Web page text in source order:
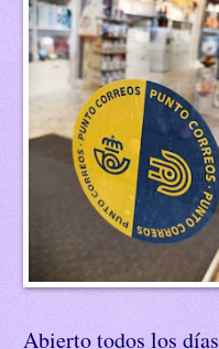
Abierto todos los días